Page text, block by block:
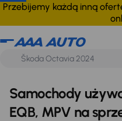
Przebijemy każdą inną
Mercedes-Benz EQB
Samochody
EQB, MPV na